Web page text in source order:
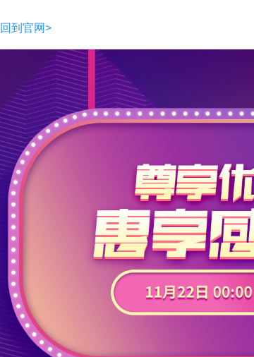
回到官网>